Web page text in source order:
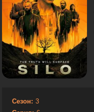
Сезон: 3